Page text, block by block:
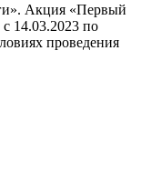
Акция «Первый
14.03.2023 по
проведения